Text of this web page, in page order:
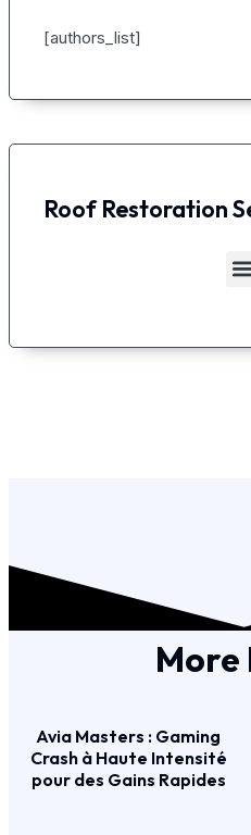
[authors_list]
Roof Restoration
More
Avia Masters : Gaming
Crash à Haute Intensité
pour des Gains Rapides